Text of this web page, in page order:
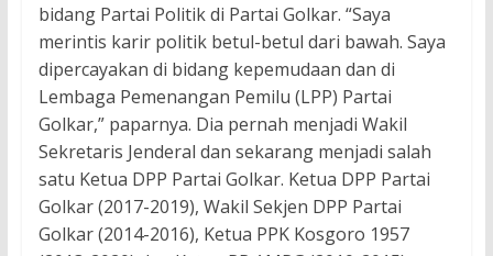
bidang Partai Politik di Partai Golkar. “Saya
merintis karir politik betul-betul dari bawah. Saya
dipercayakan di bidang kepemudaan dan di
Lembaga Pemenangan Pemilu (LPP) Partai
Golkar,” paparnya. Dia pernah menjadi Wakil
Sekretaris Jenderal dan sekarang menjadi salah
satu Ketua DPP Partai Golkar. Ketua DPP Partai
Golkar (2017-2019), Wakil Sekjen DPP Partai
Golkar (2014-2016), Ketua PPK Kosgoro 1957